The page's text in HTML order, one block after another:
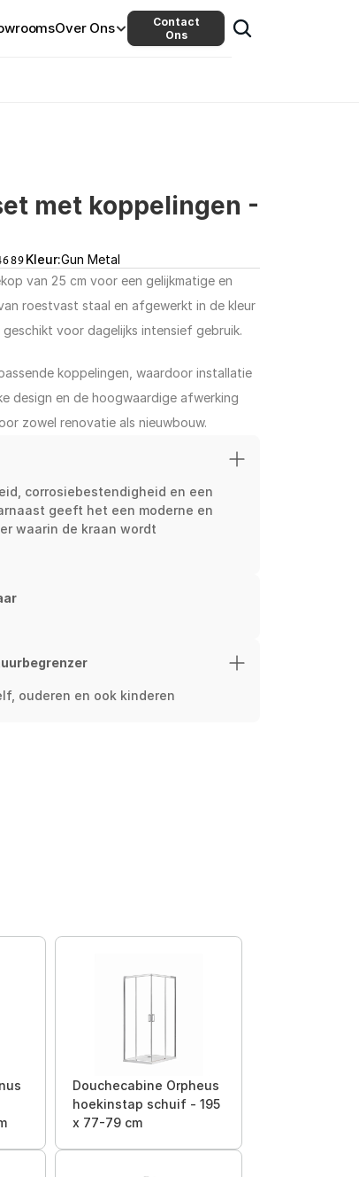
Over Ons
Contact
Ons
met koppelingen -
Kleur:Gun Metal
van 25 cm voor een gelijkmatige en
roestvast staal en afgewerkt in de kleur
voor dagelijks intensief gebruik.
koppelingen, waardoor installatie
design en de hoogwaardige afwerking
zowel renovatie als nieuwbouw.
corrosiebestendigheid en een
geeft het een moderne en
waarin de kraan wordt
ouderen en ook kinderen
Douchecabine Orpheus
hoekinstap schuif - 195
x 77-79 cm